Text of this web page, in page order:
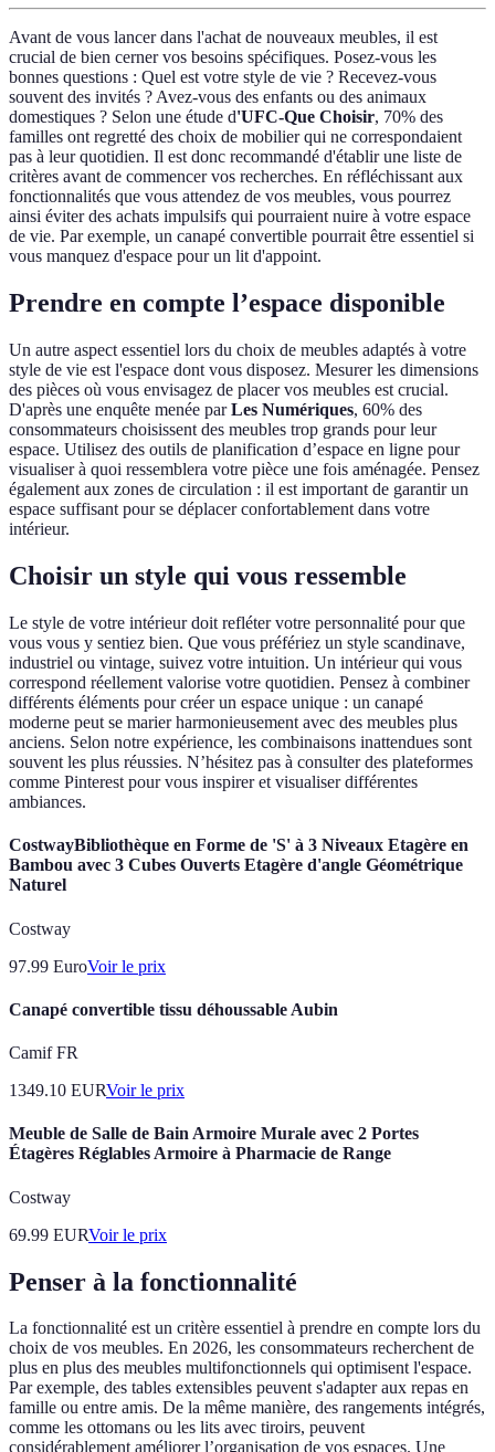
Avant de vous lancer dans l'achat de nouveaux meubles, il est
crucial de bien cerner vos besoins spécifiques. Posez-vous les
bonnes questions : Quel est votre style de vie ? Recevez-vous
souvent des invités ? Avez-vous des enfants ou des animaux
domestiques ? Selon une étude d'UFC-Que Choisir, 70% des
familles ont regretté des choix de mobilier qui ne correspondaient
pas à leur quotidien. Il est donc recommandé d'établir une liste de
critères avant de commencer vos recherches. En réfléchissant aux
fonctionnalités que vous attendez de vos meubles, vous pourrez
ainsi éviter des achats impulsifs qui pourraient nuire à votre espace
de vie. Par exemple, un canapé convertible pourrait être essentiel si
vous manquez d'espace pour un lit d'appoint.
Prendre en compte l’espace disponible
Un autre aspect essentiel lors du choix de meubles adaptés à votre
style de vie est l'espace dont vous disposez. Mesurer les dimensions
des pièces où vous envisagez de placer vos meubles est crucial.
D'après une enquête menée parLes Numériques, 60% des
consommateurs choisissent des meubles trop grands pour leur
espace. Utilisez des outils de planification d’espace en ligne pour
visualiser à quoi ressemblera votre pièce une fois aménagée. Pensez
également aux zones de circulation : il est important de garantir un
espace suffisant pour se déplacer confortablement dans votre
intérieur.
Choisir un style qui vous ressemble
Le style de votre intérieur doit refléter votre personnalité pour que
vous vous y sentiez bien. Que vous préfériez un style scandinave,
industriel ou vintage, suivez votre intuition. Un intérieur qui vous
correspond réellement valorise votre quotidien. Pensez à combiner
différents éléments pour créer un espace unique : un canapé
moderne peut se marier harmonieusement avec des meubles plus
anciens. Selon notre expérience, les combinaisons inattendues sont
souvent les plus réussies. N’hésitez pas à consulter des plateformes
comme Pinterest pour vous inspirer et visualiser différentes
ambiances.
CostwayBibliothèque en Forme de 'S' à 3 Niveaux Etagère en
Bambou avec 3 Cubes Ouverts Etagère d'angle Géométrique
Naturel
Costway
97.99 EuroVoir le prix
Canapé convertible tissu déhoussable Aubin
Camif FR
1349.10 EURVoir le prix
Meuble de Salle de Bain Armoire Murale avec 2 Portes
Étagères Réglables Armoire à Pharmacie de Range
Costway
69.99 EURVoir le prix
Penser à la fonctionnalité
La fonctionnalité est un critère essentiel à prendre en compte lors du
choix de vos meubles. En 2026, les consommateurs recherchent de
plus en plus des meubles multifonctionnels qui optimisent l'espace.
Par exemple, des tables extensibles peuvent s'adapter aux repas en
famille ou entre amis. De la même manière, des rangements intégrés,
comme les ottomans ou les lits avec tiroirs, peuvent
considérablement améliorer l’organisation de vos espaces. Une